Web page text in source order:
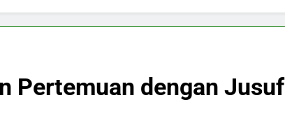
Pertemuan dengan Jusuf